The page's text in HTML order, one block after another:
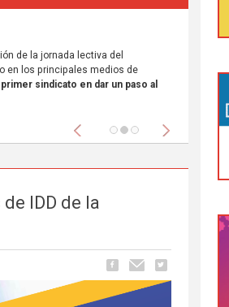
de la jornada lectiva del
en los principales medios de
primer sindicato en dar un paso al
Anterior Siguiente
IDD de la